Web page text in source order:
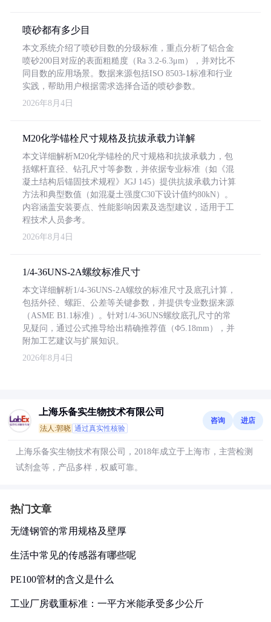
喷砂都有多少目
本文系统介绍了喷砂目数的分级标准，重点分析了铝合金
喷砂200目对应的表面粗糙度（Ra 3.2-6.3μm），并对比不
同目数的应用场景。数据来源包括ISO 8503-1标准和行业
实践，帮助用户根据需求选择合适的喷砂参数。
2026年8月4日
M20化学锚栓尺寸规格及抗拔承载力详解
本文详细解析M20化学锚栓的尺寸规格和抗拔承载力，包
括螺杆直径、钻孔尺寸等参数，并依据专业标准（如《混
凝土结构后锚固技术规程》JGJ 145）提供抗拔承载力计算
方法和典型数值（如混凝土强度C30下设计值约80kN）。
内容涵盖安装要点、性能影响因素及选型建议，适用于工
程技术人员参考。
2026年8月4日
1/4-36UNS-2A螺纹标准尺寸
本文详细解析1/4-36UNS-2A螺纹的标准尺寸及底孔计算，
包括外径、螺距、公差等关键参数，并提供专业数据来源
（ASME B1.1标准）。针对1/4-36UNS螺纹底孔尺寸的常
见疑问，通过公式推导给出精确推荐值（Φ5.18mm），并
附加工艺建议与扩展知识。
2026年8月4日
上海乐备实生物技术有限公司
法人:郭晓 通过真实性核验
咨询 进店
上海乐备实生物技术有限公司，2018年成立于上海市，主营检测
试剂盒等，产品多样，权威可靠。
热门文章
无缝钢管的常用规格及壁厚
生活中常见的传感器有哪些呢
PE100管材的含义是什么
工业厂房载重标准：一平方米能承受多少公斤